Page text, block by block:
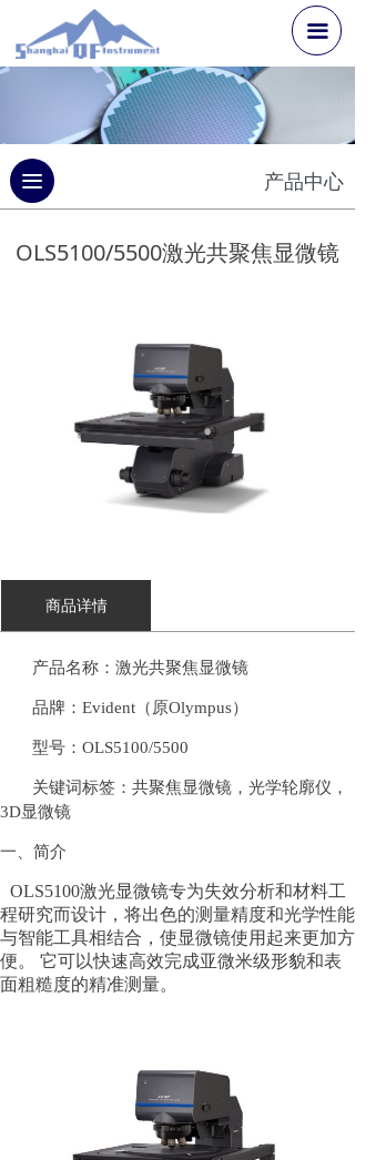
끀
产品中心
끀
OLS5100/5500激光共聚焦显微镜
商品详情
产品名称：激光共聚焦显微镜
品牌： Evident（原Olympus）
型号： OLS5100/5500
关键词标签：共聚焦显微镜，光学轮廓仪，
3D显微镜
一、简介
OLS5100激光显微镜专为失效分析和材料工
程研究而设计，将出色的测量精度和光学性能
与智能工具相结合，使显微镜使用起来更加方
便。 它可以快速高效完成亚微米级形貌和表
面粗糙度的精准测量。